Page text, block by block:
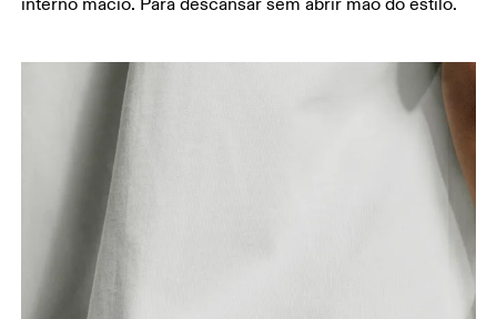
interno macio. Para descansar sem abrir mão do estilo.